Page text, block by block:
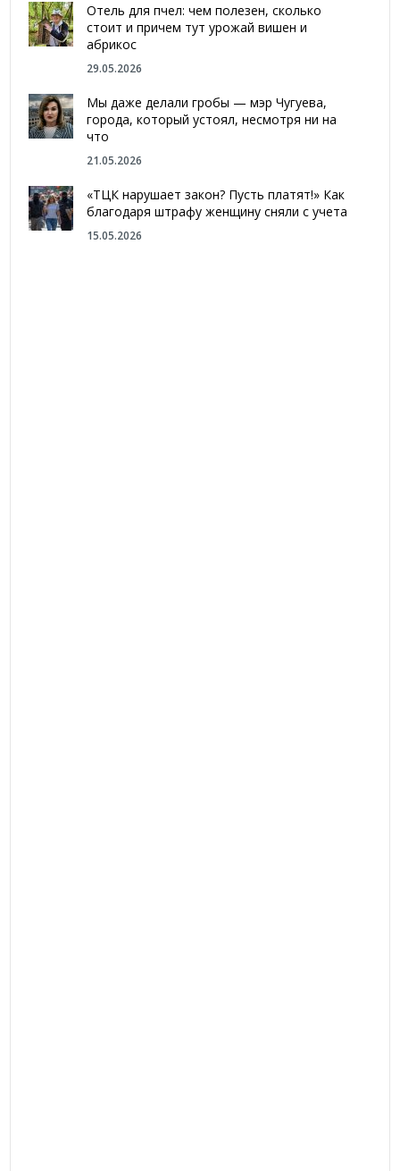
Отель для пчел: чем полезен, сколько
стоит и причем тут урожай вишен и
абрикос
29.05.2026
Мы даже делали гробы — мэр Чугуева,
города, который устоял, несмотря ни на
что
21.05.2026
«ТЦК нарушает закон? Пусть платят!» Как
благодаря штрафу женщину сняли с учета
15.05.2026